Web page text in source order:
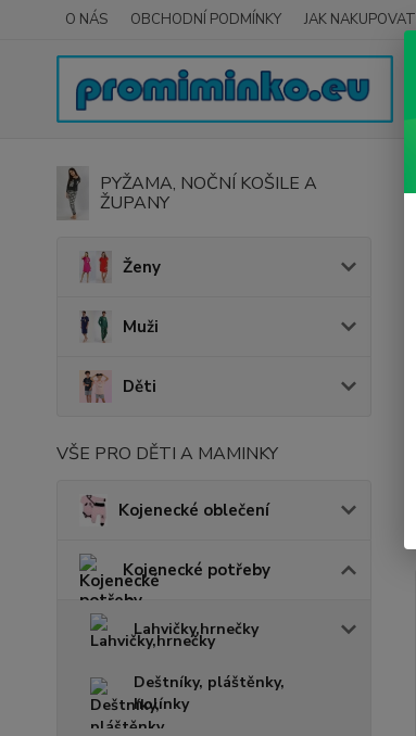
O NÁS OBCHODNÍ PODMÍNKY JAK NAKUPOVAT
PYŽAMA, NOČNÍ KOŠILE A
ŽUPANY
Ženy
Muži
Děti
VŠE PRO DĚTI A MAMINKY
Kojenecké oblečení
Kojenecké potřeby
Lahvičky,hrnečky
Deštníky, pláštěnky,
holínky